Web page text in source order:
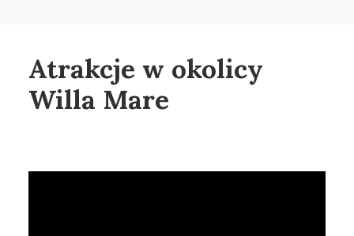
Atrakcje w okolicy
Willa Mare